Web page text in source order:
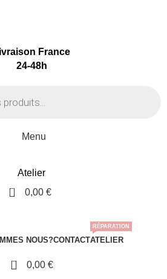
France
24-48h
Menu
Atelier
0 0,00 €
NOUS?CONTACTATELIER
RÉPARATION
0 0,00 €